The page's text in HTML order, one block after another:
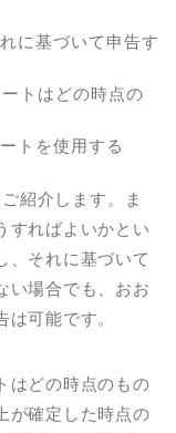
に基づいて申告す
トはどの時点の
トを使用する
紹介します。ま
すればよいかとい
、それに基づいて
い場合でも、おお
可能です。
はどの時点のもの
が確定した時点の